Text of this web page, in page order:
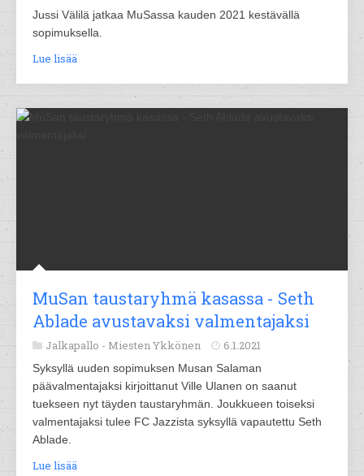
Jussi Välilä jatkaa MuSassa kauden 2021 kestävällä
sopimuksella.
Lue lisää
MuSan taustaryhmä kasassa - Seth
Ablade avustavaksi valmentajaksi
Jalkapallo - Miesten Ykkönen 6.1.2021
Syksyllä uuden sopimuksen Musan Salaman
päävalmentajaksi kirjoittanut Ville Ulanen on saanut
tuekseen nyt täyden taustaryhmän. Joukkueen toiseksi
valmentajaksi tulee FC Jazzista syksyllä vapautettu Seth
Ablade.
Lue lisää